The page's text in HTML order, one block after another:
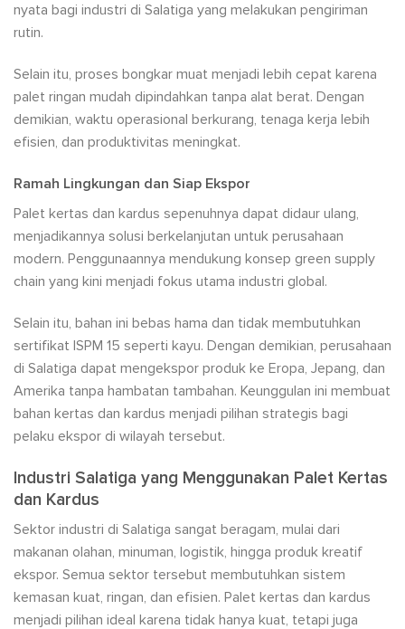
nyata bagi industri di Salatiga yang melakukan pengiriman
rutin.
Selain itu, proses bongkar muat menjadi lebih cepat karena
palet ringan mudah dipindahkan tanpa alat berat. Dengan
demikian, waktu operasional berkurang, tenaga kerja lebih
efisien, dan produktivitas meningkat.
Ramah Lingkungan dan Siap Ekspor
Palet kertas dan kardus sepenuhnya dapat didaur ulang,
menjadikannya solusi berkelanjutan untuk perusahaan
modern. Penggunaannya mendukung konsep green supply
chain yang kini menjadi fokus utama industri global.
Selain itu, bahan ini bebas hama dan tidak membutuhkan
sertifikat ISPM 15 seperti kayu. Dengan demikian, perusahaan
di Salatiga dapat mengekspor produk ke Eropa, Jepang, dan
Amerika tanpa hambatan tambahan. Keunggulan ini membuat
bahan kertas dan kardus menjadi pilihan strategis bagi
pelaku ekspor di wilayah tersebut.
Industri Salatiga yang Menggunakan Palet Kertas
dan Kardus
Sektor industri di Salatiga sangat beragam, mulai dari
makanan olahan, minuman, logistik, hingga produk kreatif
ekspor. Semua sektor tersebut membutuhkan sistem
kemasan kuat, ringan, dan efisien. Palet kertas dan kardus
menjadi pilihan ideal karena tidak hanya kuat, tetapi juga